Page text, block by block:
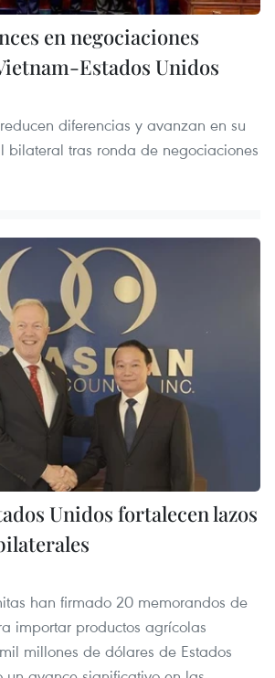
en negociaciones
Estados Unidos
diferencias y avanzan en su
bilateral tras ronda de negociaciones
Unidos fortalecen lazos
han firmado 20 memorandos de
importar productos agrícolas
millones de dólares de Estados